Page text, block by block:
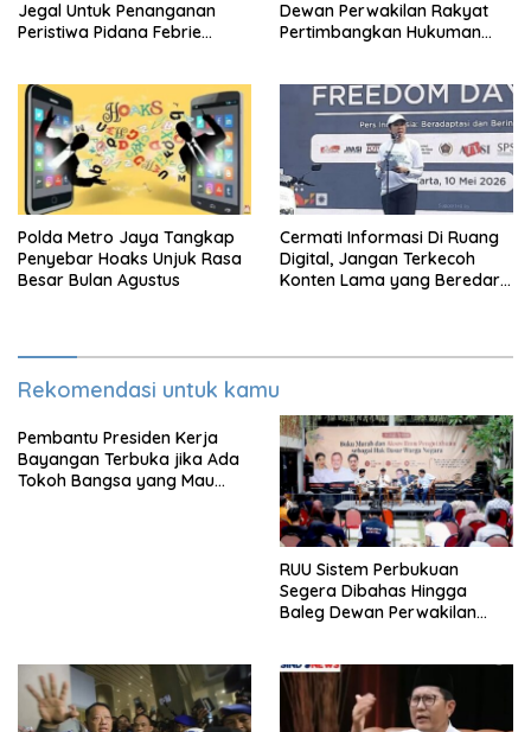
Jegal Untuk Penanganan
Peristiwa Pidana Febrie
Dewan Perwakilan Rakyat
Pertimbangkan Hukuman
Polda Metro Jaya Tangkap
Penyebar Hoaks Unjuk Rasa
Besar Bulan Agustus
Cermati Informasi Di Ruang
Digital, Jangan Terkecoh
Konten Lama yang Beredar
Rekomendasi untuk kamu
Pembantu Presiden Kerja
Bayangan Terbuka jika Ada
Tokoh Bangsa yang Mau
RUU Sistem Perbukuan
Segera Dibahas Hingga
Baleg Dewan Perwakilan